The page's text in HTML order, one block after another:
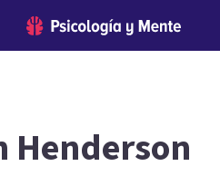
Henderson